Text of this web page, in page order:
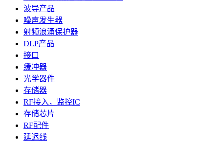
波导产品
噪声发生器
射频浪涌保护器
DLP产品
接口
缓冲器
光学器件
存储器
RF接入，监控IC
存储芯片
RF配件
延迟线